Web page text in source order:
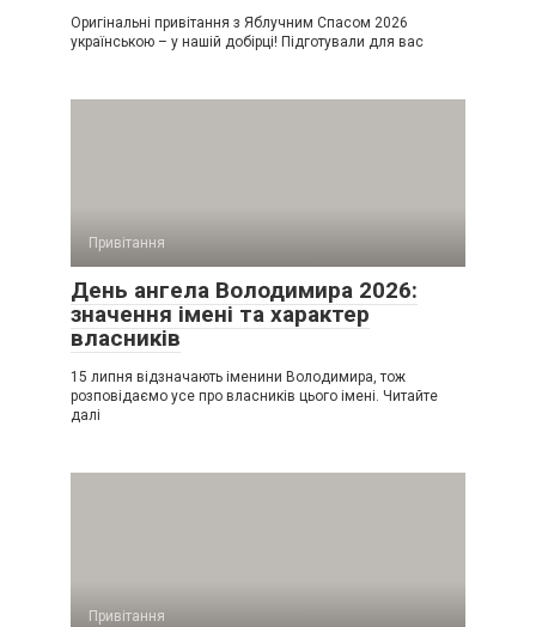
Оригінальні привітання з Яблучним Спасом 2026
українською – у нашій добірці! Підготували для вас
Привітання
День ангела Володимира 2026:
значення імені та характер
власників
15 липня відзначають іменини Володимира, тож
розповідаємо усе про власників цього імені. Читайте
далі
Привітання